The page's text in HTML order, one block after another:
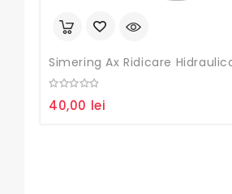
Simering Ax Ridicare Hidraulica
out
40,00 lei